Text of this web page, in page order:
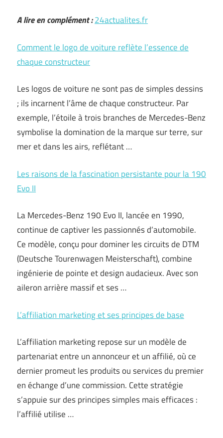
A lire en complément :24actualites.fr
Comment le logo de voiture reflète l’essence de
chaque constructeur
Les logos de voiture ne sont pas de simples dessins
; ils incarnent l’âme de chaque constructeur. Par
exemple, l’étoile à trois branches de Mercedes-Benz
symbolise la domination de la marque sur terre, sur
mer et dans les airs, reflétant …
Les raisons de la fascination persistante pour la 190
Evo II
La Mercedes-Benz 190 Evo II, lancée en 1990,
continue de captiver les passionnés d’automobile.
Ce modèle, conçu pour dominer les circuits de DTM
(Deutsche Tourenwagen Meisterschaft), combine
ingénierie de pointe et design audacieux. Avec son
aileron arrière massif et ses …
L’affiliation marketing et ses principes de base
L’affiliation marketing repose sur un modèle de
partenariat entre un annonceur et un affilié, où ce
dernier promeut les produits ou services du premier
en échange d’une commission. Cette stratégie
s’appuie sur des principes simples mais efficaces :
l’affilié utilise …